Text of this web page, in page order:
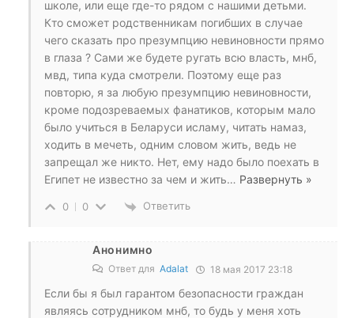
школе, или еще где-то рядом с нашими детьми.
Кто сможет родственникам погибших в случае
чего сказать про презумпцию невиновности прямо
в глаза ? Сами же будете ругать всю власть, мнб,
мвд, типа куда смотрели. Поэтому еще раз
повторю, я за любую презумпцию невиновности,
кроме подозреваемых фанатиков, которым мало
было учиться в Беларуси исламу, читать намаз,
ходить в мечеть, одним словом жить, ведь не
запрещал же никто. Нет, ему надо было поехать в
Египет не известно за чем и жить… Развернуть »
0 0 Ответить
Анонимно
Ответ для Adalat 18 мая 2017 23:18
Если бы я был гарантом безопасности граждан
являясь сотрудником мнб, то будь у меня хоть